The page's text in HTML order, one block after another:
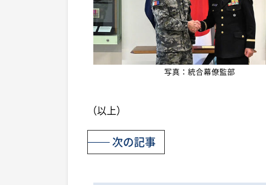
写真：統合幕僚監部
（以上）
次の記事